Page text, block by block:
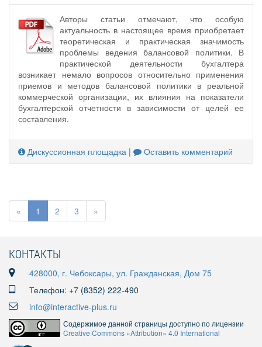
Авторы статьи отмечают, что особую
актуальность в настоящее время приобретает
теоретическая и практическая значимость
проблемы ведения балансовой политики. В
практической деятельности бухгалтера
возникает немало вопросов относительно применения
приемов и методов балансовой политики в реальной
коммерческой организации, их влияния на показатели
бухгалтерской отчетности в зависимости от целей ее
составления.
Дискуссионная площадка | Оставить комментарий
« 1 2 3 »
КОНТАКТЫ
428000, г. Чебоксары, ул. Гражданская, Дом 75
Телефон: +7 (8352) 222-490
info@interactive-plus.ru
Содержимое данной страницы доступно по лицензии
Creative Commons «Attribution» 4.0 International